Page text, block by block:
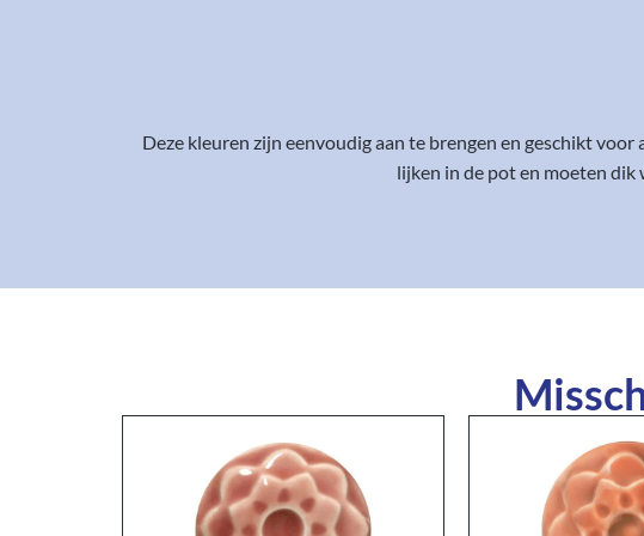
Deze kleuren zijn eenvoudig aan te brengen en geschikt
lijken in de pot en moeten